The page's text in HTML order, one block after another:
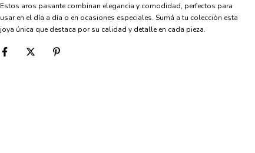
Estos aros pasante combinan elegancia y comodidad, perfectos para
usar en el día a día o en ocasiones especiales. Sumá a tu colección esta
joya única que destaca por su calidad y detalle en cada pieza.